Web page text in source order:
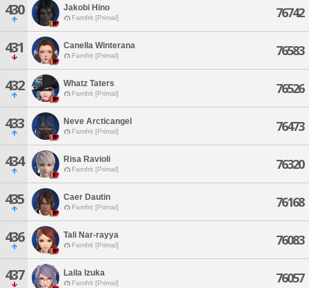
430 Jakobi Hino
Famfrit [Primal] 76742
431 Canella Winterana
Famfrit [Primal] 76583
432 Whatz Taters
Famfrit [Primal] 76526
433 Neve Arcticangel
Famfrit [Primal] 76473
434 Risa Ravioli
Famfrit [Primal] 76320
435 Caer Dautin
Famfrit [Primal] 76168
436 Tali Nar-rayya
Famfrit [Primal] 76083
437 Laila Izuka
Famfrit [Primal] 76057